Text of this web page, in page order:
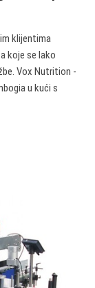
klijentima
koje se lako
Vox Nutrition -
u kući s